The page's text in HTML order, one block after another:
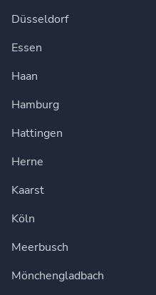
Düsseldorf
Essen
Haan
Hamburg
Hattingen
Herne
Kaarst
Köln
Meerbusch
Mönchengladbach